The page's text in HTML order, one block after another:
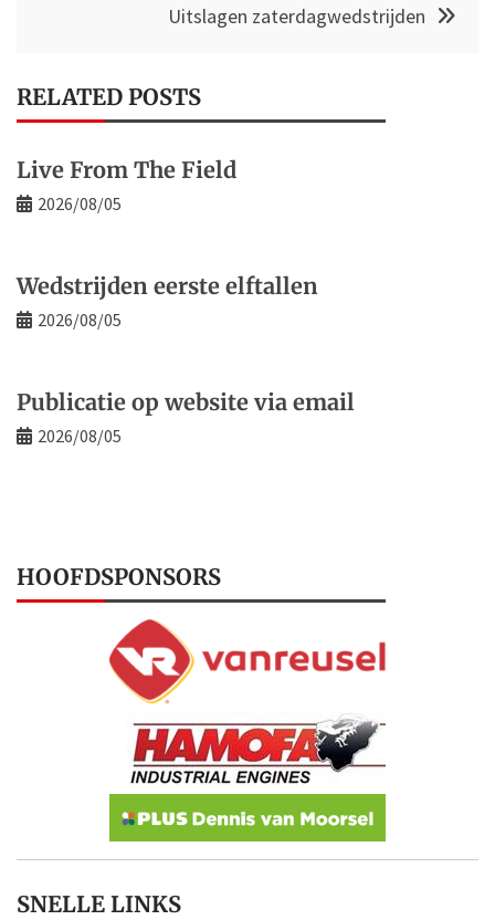
Uitslagen zaterdagwedstrijden
RELATED POSTS
Live From The Field
2026/08/05
Wedstrijden eerste elftallen
2026/08/05
Publicatie op website via email
2026/08/05
HOOFDSPONSORS
SNELLE LINKS